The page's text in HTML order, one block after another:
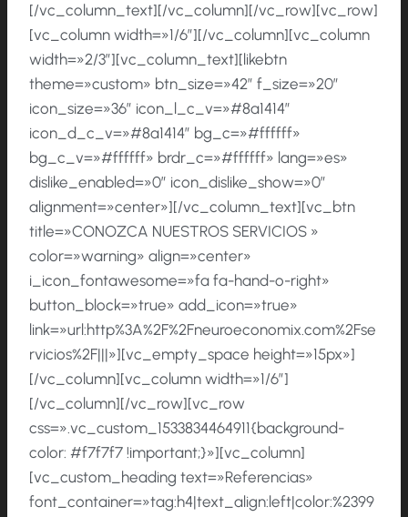
[/vc_column_text][/vc_column][/vc_row][vc_row]
[vc_column width=»1/6″][/vc_column][vc_column
width=»2/3″][vc_column_text][likebtn
theme=»custom» btn_size=»42″ f_size=»20″
icon_size=»36″ icon_l_c_v=»#8a1414″
icon_d_c_v=»#8a1414″ bg_c=»#ffffff»
bg_c_v=»#ffffff» brdr_c=»#ffffff» lang=»es»
dislike_enabled=»0″ icon_dislike_show=»0″
alignment=»center»][/vc_column_text][vc_btn
title=»CONOZCA NUESTROS SERVICIOS »
color=»warning» align=»center»
i_icon_fontawesome=»fa fa-hand-o-right»
button_block=»true» add_icon=»true»
link=»url:http%3A%2F%2Fneuroeconomix.com%2Fse
rvicios%2F|||»][vc_empty_space height=»15px»]
[/vc_column][vc_column width=»1/6″]
[/vc_column][/vc_row][vc_row
css=».vc_custom_1533834464911{background-
color: #f7f7f7 !important;}»][vc_column]
[vc_custom_heading text=»Referencias»
font_container=»tag:h4|text_align:left|color:%2399